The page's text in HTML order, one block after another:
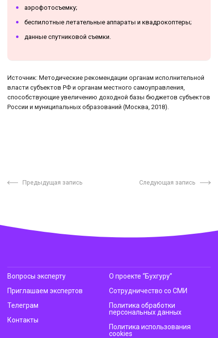
аэрофотосъемку;
беспилотные летательные аппараты и квадрокоптеры;
данные спутниковой съемки.
Источник: Методические рекомендации органам исполнительной
власти субъектов РФ и органам местного самоуправления,
способствующие увеличению доходной базы бюджетов субъектов
России и муниципальных образований (Москва, 2018).
Предыдущая запись Следующая запись
Вопросы эксперту
Приглашаем экспертов
Телеграм
Контакты
О проекте “Бухгуру”
Сотрудничество со СМИ
Политика обработки
персональных данных
Политика использования
cookies